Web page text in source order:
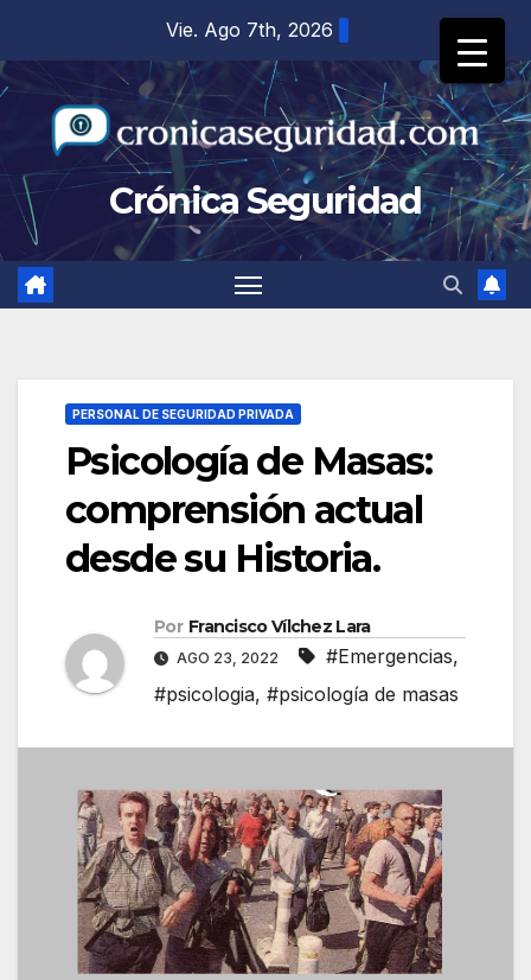
contenido
Vie. Ago 7th, 2026
Crónica Seguridad
PERSONAL DE SEGURIDAD PRIVADA
Psicología de Masas:
comprensión actual
desde su Historia.
Por Francisco Vílchez Lara
AGO 23, 2022 #Emergencias,
#psicologia, #psicología de masas